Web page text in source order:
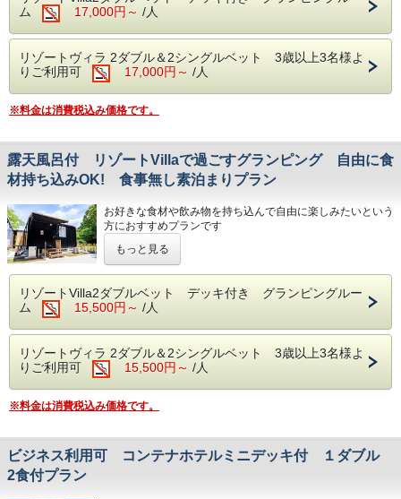
プルセット、露天風呂がございます。
ごしいただけます。
プライベートな空間でゆっくりとグランピングをお楽しみく
ださい。キャンプ区画との同時利用はお断りさせていただい
ております。
天竜浜名湖鉄道 遠州森駅より１４時２０発送迎がございま
◆夕食…プライベートデッキでのBBQスタイル◆
・牛肉ステーキ／豚肉／鶏肉／ぐるぐるウインナー／川魚の
塩焼き／ガーリックポテト／焼き野菜／焼きおにぎり／焼き
バナナ
◆朝食…自分で作る出来立てのホットサンド◆
・ホットサンド／野菜サラダ／ヨーグルト／フルーツジュ
ース
※お飲み物は付いておりません。各自でお持ちいただくか、
フロントにてお買い求めください。（フロント営業時間７：
３０～２１：００）
お食事の内容は変更する場合がございます。
◆キャンプファイヤー…毎日開催（１９：３０～２０：３
※雨天・強風の場合は中止となります。
◆駐車場は１台無料予約は必要ございません ２台目から１
台につき1,000円かかります ２台以上の場合はご予約をお
願いいたします
ム
17,000円～ /人
リゾートヴィラ 2ダブル＆2シングルベット 3歳以上3名様よ
りご利用可
17,000円～ /人
※料金は消費税込み価格です。
露天風呂付 リゾートVillaで過ごすグランピング 自由に食
材持ち込みOK! 食事無し素泊まりプラン
お好きな食材や飲み物を持ち込んで自由に楽しみたいという
方におすすめプランです
ンピングをお楽しみください
Villaタイプのお部屋でグランピングをお楽しみいただけるお
ペット同伴プランはございません
BBQガスグリルは利用可能、食器などはすべてご用意いた
お客様にてお好きな食材をご用意いただきオリジナルのキャ
ンプ料理をお楽しみください。
コンテナ室内には、エアコン、洗面台、シャワー、トイレ、
りプランでもご利用可能です。お客様での火器の調理器具の
持ち込みは火災防止のため禁止させていただいております、
ドームテントと同様に設備が充実していますので快適にお過
ごしいただけます。
もっと見る
リゾートVilla2ダブルベット デッキ付き グランピングルー
ム
15,500円～ /人
リゾートヴィラ 2ダブル＆2シングルベット 3歳以上3名様よ
りご利用可
15,500円～ /人
※料金は消費税込み価格です。
ビジネス利用可 コンテナホテルミニデッキ付 １ダブル
2食付プラン